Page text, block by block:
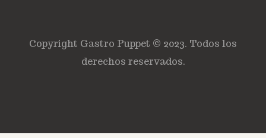
Copyright Gastro Puppet © 2023. Todos los
derechos reservados.